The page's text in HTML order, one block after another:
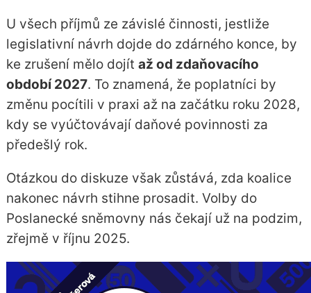
U všech příjmů ze závislé činnosti, jestliže
legislativní návrh dojde do zdárného konce, by
ke zrušení mělo dojít až od zdaňovacího
období 2027. To znamená, že poplatníci by
změnu pocítili v praxi až na začátku roku 2028,
kdy se vyúčtovávají daňové povinnosti za
předešlý rok.
Otázkou do diskuze však zůstává, zda koalice
nakonec návrh stihne prosadit. Volby do
Poslanecké sněmovny nás čekají už na podzim,
zřejmě v říjnu 2025.